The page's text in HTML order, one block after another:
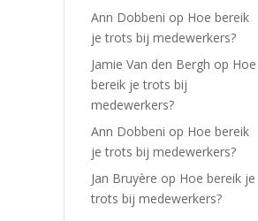
Ann Dobbeni op Hoe bereik
je trots bij medewerkers?
Jamie Van den Bergh op Hoe
bereik je trots bij
medewerkers?
Ann Dobbeni op Hoe bereik
je trots bij medewerkers?
Jan Bruyère op Hoe bereik je
trots bij medewerkers?